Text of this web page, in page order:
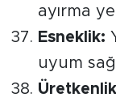
ayırma
Esneklik:
uyum